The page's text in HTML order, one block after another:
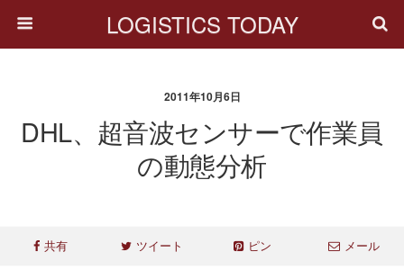
LOGISTICS TODAY
2011年10月6日
DHL、超音波センサーで作業員
の動態分析
共有 ツイート ピン メール